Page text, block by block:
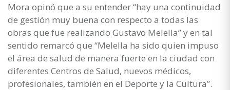
Mora opinó que a su entender “hay una continuidad
de gestión muy buena con respecto a todas las
obras que fue realizando Gustavo Melella” y en tal
sentido remarcó que “Melella ha sido quien impuso
el área de salud de manera fuerte en la ciudad con
diferentes Centros de Salud, nuevos médicos,
profesionales, también en el Deporte y la Cultura”.